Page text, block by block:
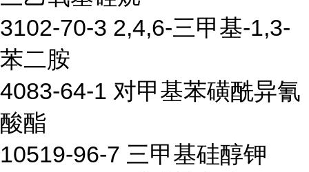
3102-70-3 2,4,6-三甲基-1,3-
苯二胺
4083-64-1 对甲基苯磺酰异氰
酸酯
10519-96-7 三甲基硅醇钾